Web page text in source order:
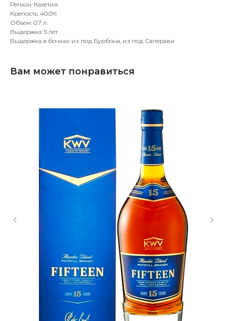
Регион: Кахетия
Крепость: 40.0%
Объем: 0.7 л.
Выдержка: 5 лет
Выдержка в бочках: из под Бурбона, из под Саперави
Вам может понравиться